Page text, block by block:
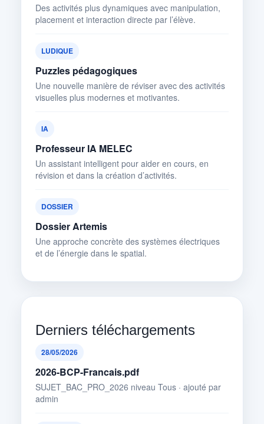
Des activités plus dynamiques avec manipulation,
placement et interaction directe par l’élève.
LUDIQUE
Puzzles pédagogiques
Une nouvelle manière de réviser avec des activités
visuelles plus modernes et motivantes.
IA
Professeur IA MELEC
Un assistant intelligent pour aider en cours, en
révision et dans la création d’activités.
DOSSIER
Dossier Artemis
Une approche concrète des systèmes électriques
et de l’énergie dans le spatial.
Derniers téléchargements
28/05/2026
2026-BCP-Francais.pdf
SUJET_BAC_PRO_2026 niveau Tous · ajouté par
admin